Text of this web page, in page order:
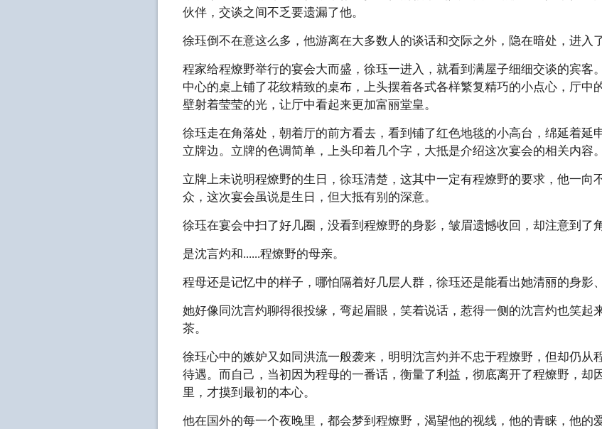
伙伴，交谈之间不乏要遗漏了他。
徐珏倒不在意这么多，他游离在大多数人的谈话和交际之外，隐在暗处，进入
程家给程燎野举行的宴会大而盛，徐珏一进入，就看到满屋子细细交谈的宾客
中心的桌上铺了花纹精致的桌布，上头摆着各式各样繁复精巧的小点心，厅中
壁射着莹莹的光，让厅中看起来更加富丽堂皇。
徐珏走在角落处，朝着厅的前方看去，看到铺了红色地毯的小高台，绵延着延
立牌边。立牌的色调简单，上头印着几个字，大抵是介绍这次宴会的相关内容。
立牌上未说明程燎野的生日，徐珏清楚，这其中一定有程燎野的要求，他一向
众，这次宴会虽说是生日，但大抵有别的深意。
徐珏在宴会中扫了好几圈，没看到程燎野的身影，皱眉遗憾收回，却注意到了
是沈言灼和......程燎野的母亲。
程母还是记忆中的样子，哪怕隔着好几层人群，徐珏还是能看出她清丽的身影
她好像同沈言灼聊得很投缘，弯起眉眼，笑着说话，惹得一侧的沈言灼也笑起
茶。
徐珏心中的嫉妒又如同洪流一般袭来，明明沈言灼并不忠于程燎野，但却仍从
待遇。而自己，当初因为程母的一番话，衡量了利益，彻底离开了程燎野，却
里，才摸到最初的本心。
他在国外的每一个夜晚里，都会梦到程燎野，渴望他的视线，他的青睐，他的